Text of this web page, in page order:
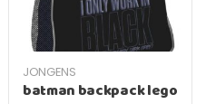
JONGENS
batman backpack lego